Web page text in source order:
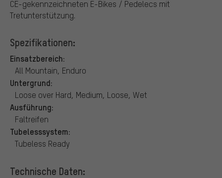
CE-gekennzeichneten E-Bikes / Pedelecs mit
Tretunterstützung.
Spezifikationen:
Einsatzbereich:
All Mountain, Enduro
Untergrund:
Loose over Hard, Medium, Loose, Wet
Ausführung:
Faltreifen
Tubelesssystem:
Tubeless Ready
Technische Daten: